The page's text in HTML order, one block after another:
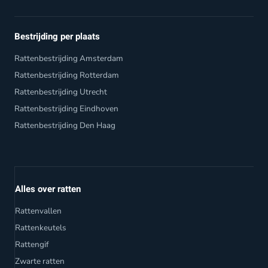
Bestrijding per plaats
Rattenbestrijding Amsterdam
Rattenbestrijding Rotterdam
Rattenbestrijding Utrecht
Rattenbestrijding Eindhoven
Rattenbestrijding Den Haag
Alles over ratten
Rattenvallen
Rattenkeutels
Rattengif
Zwarte ratten